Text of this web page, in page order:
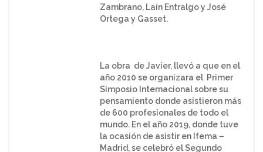
Zambrano, Laín Entralgo y José
Ortega y Gasset.
La obra de Javier, llevó a que en el
año 2010 se organizara el Primer
Simposio Internacional sobre su
pensamiento donde asistieron más
de 600 profesionales de todo el
mundo. En el año 2019, donde tuve
la ocasión de asistir en Ifema –
Madrid, se celebró el Segundo